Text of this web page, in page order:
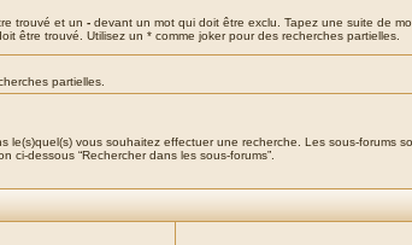
trouvé et un - devant un mot qui doit être exclu. Tapez une suite de
être trouvé. Utilisez un * comme joker pour des recherches partielles.
partielles.
le(s)quel(s) vous souhaitez effectuer une recherche. Les sous-forums
ci-dessous “Rechercher dans les sous-forums”.